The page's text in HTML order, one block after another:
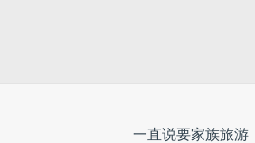
一直说要家族旅游